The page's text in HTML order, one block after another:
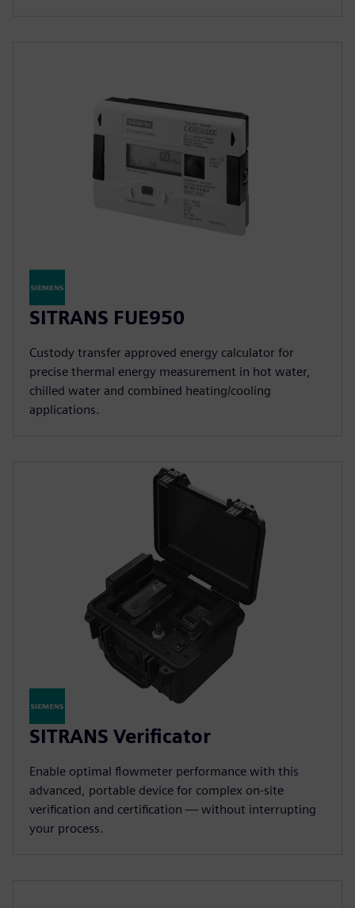
SITRANS FUE950
Custody transfer approved energy calculator for
precise thermal energy measurement in hot water,
chilled water and combined heating/cooling
applications.
SITRANS Verificator
Enable optimal flowmeter performance with this
advanced, portable device for complex on-site
verification and certification — without interrupting
your process.